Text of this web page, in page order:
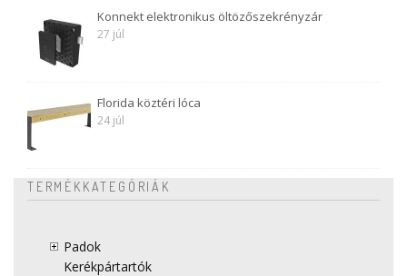
Konnekt elektronikus öltözőszekrényzár
27 júl
Florida köztéri lóca
24 júl
TERMÉKKATEGÓRIÁK
Padok
Kerékpártartók